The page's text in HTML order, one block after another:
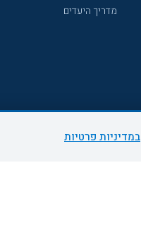
מדריך היעדים
במדיניות פרטיות